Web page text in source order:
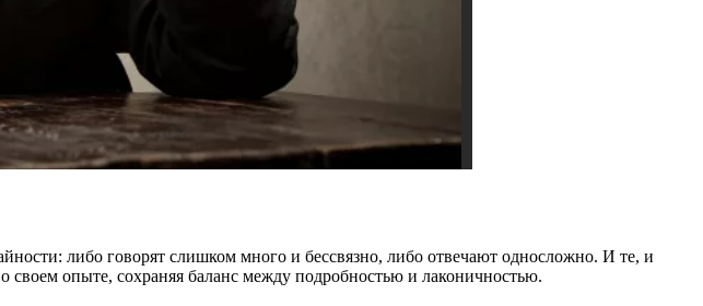
либо говорят слишком много и бессвязно, либо отвечают односложно. И те, и
своем опыте, сохраняя баланс между подробностью и лаконичностью.